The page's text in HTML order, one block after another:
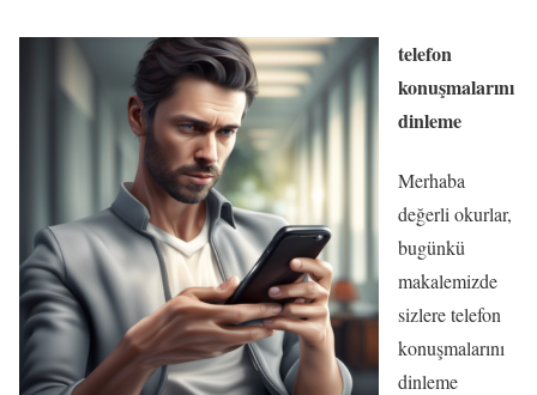
telefon
konuşmalarını
dinleme
Merhaba
değerli okurlar,
bugünkü
makalemizde
sizlere telefon
konuşmalarını
dinleme